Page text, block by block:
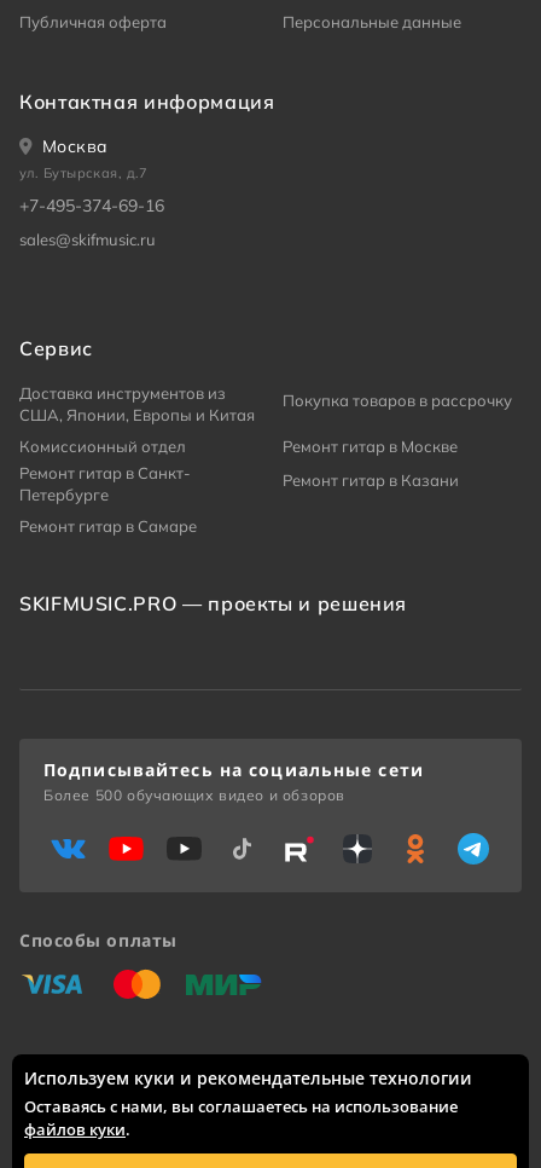
Публичная оферта
Персональные данные
Контактная информация
Москва
ул. Бутырская, д.7
+7-495-374-69-16
sales@skifmusic.ru
Сервис
Доставка инструментов из
США, Японии, Европы и Китая
Покупка товаров в рассрочку
Комиссионный отдел
Ремонт гитар в Москве
Ремонт гитар в Санкт-
Петербурге
Ремонт гитар в Казани
Ремонт гитар в Самаре
SKIFMUSIC.PRO — проекты и решения
Доставка по России: Москва, Санкт-Петербург, Новосибирск,
Екатеринбург, Казань, Нижний Новгород, Челябинск,
Красноярск, Самара, Уфа, Ростов-на-Дону, Омск, Краснодар,
Воронеж, Волгоград, Пермь и другие города.
Способы оплаты
«Виза» «Мастеркард»
«Мир»
Подписывайтесь на социальные сети
Более 500 обучающих видео и обзоров
Используем куки и рекомендательные технологии
Оставаясь с нами, вы соглашаетесь на использование
файлов куки.